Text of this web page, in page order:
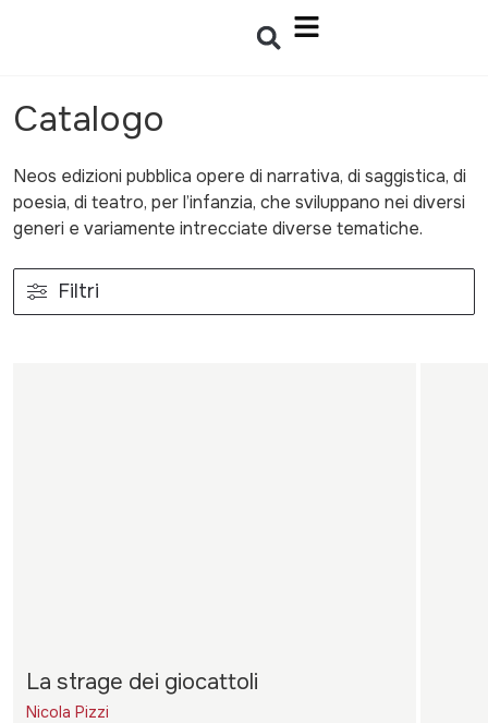
Catalogo
Neos edizioni pubblica opere di narrativa, di saggistica, di
poesia, di teatro, per l’infanzia, che sviluppano nei diversi
generi e variamente intrecciate diverse tematiche.
Filtri
La strage dei giocattoli
Nicola Pizzi